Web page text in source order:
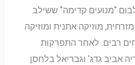
את האלבום "מנועים קדימה" ששילב
מוזיקה אתנית ומוזיקה
רבים. לאחר התפרקות
אביב גדג' וגבריאל בלחסן